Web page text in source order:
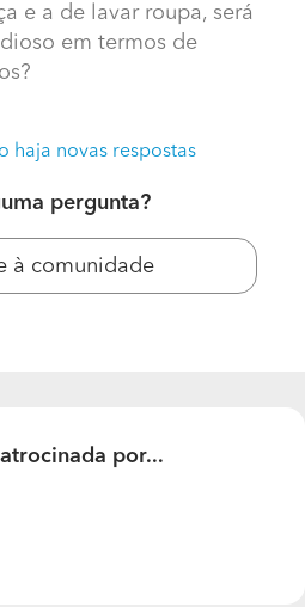
de banho de serviço
e recolocá-la numa divisão
e a de lavar roupa, será
em termos de
haja novas respostas
pergunta?
à comunidade
por...